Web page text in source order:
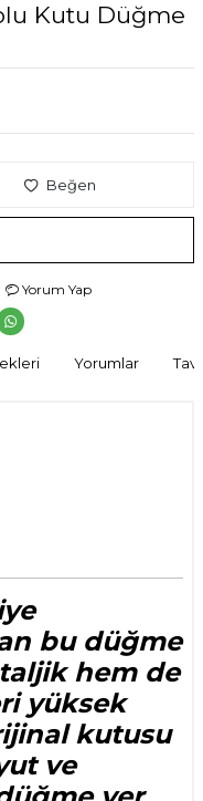
Kutu Düğme
Beğen
Yorum Yap
Yorumlar
bu düğme
hem de
yüksek
kutusu
ve